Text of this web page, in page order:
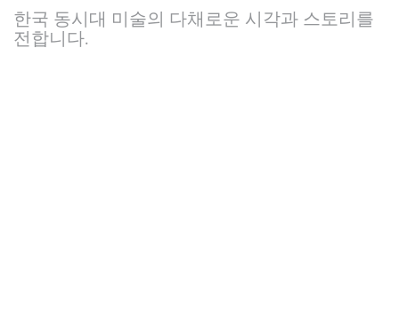
한국 동시대 미술의 다채로운 시각과 스토리를
전합니다.